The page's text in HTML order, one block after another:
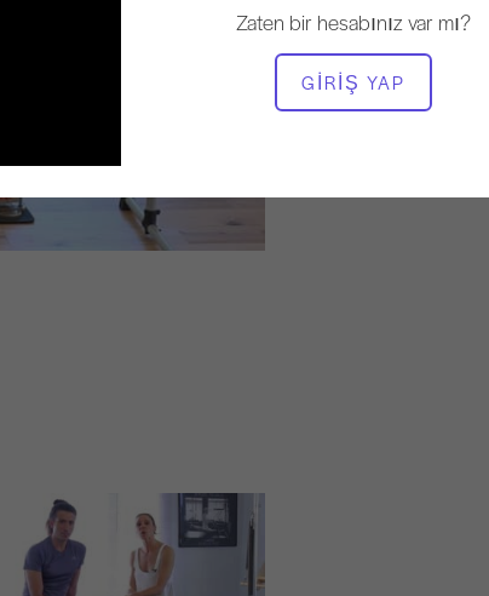
Zaten bir hesabınız var mı?
GIRIŞ YAP
GEREKLI EKIPMAN
Ayak Düzeltici